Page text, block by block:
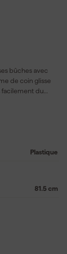
bûches avec
de coin glisse
facilement du
manche en
SoftGrip
un fourreau
de la maison ou
Plastique
81.5 cm